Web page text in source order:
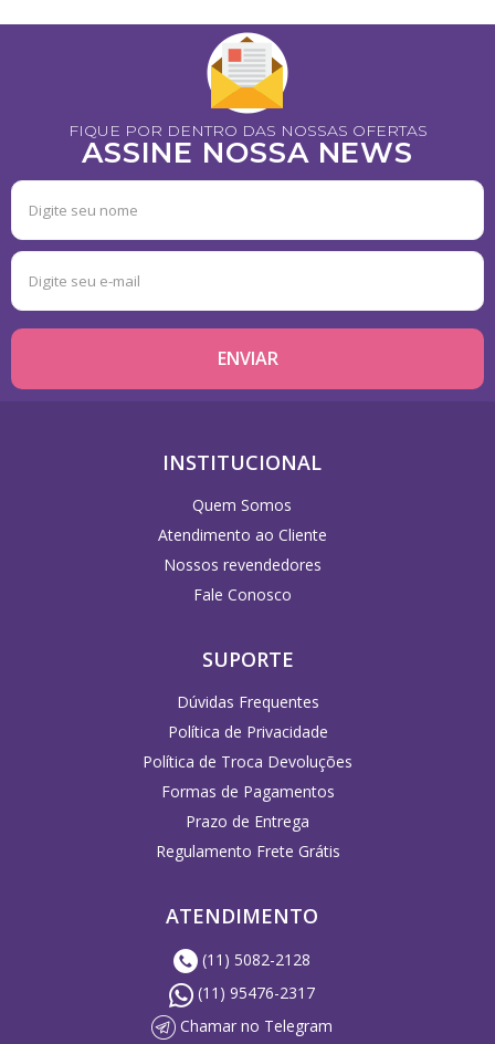
FIQUE POR DENTRO DAS NOSSAS OFERTAS
ASSINE NOSSA NEWS
INSTITUCIONAL
Quem Somos
Atendimento ao Cliente
Nossos revendedores
Fale Conosco
SUPORTE
Dúvidas Frequentes
Política de Privacidade
Política de Troca Devoluções
Formas de Pagamentos
Prazo de Entrega
Regulamento Frete Grátis
ATENDIMENTO
(11) 5082-2128
(11) 95476-2317
Chamar no Telegram